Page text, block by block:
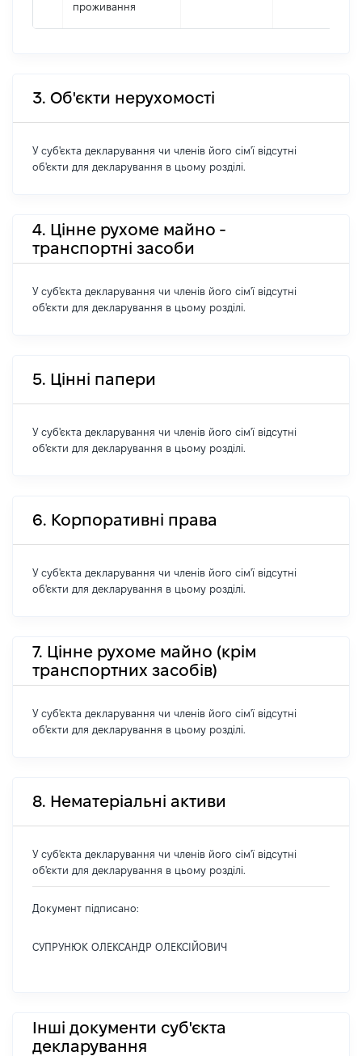
проживання
3. Об'єкти нерухомості
У суб'єкта декларування чи членів його сім'ї відсутні
об'єкти для декларування в цьому розділі.
4. Цінне рухоме майно -
транспортні засоби
У суб'єкта декларування чи членів його сім'ї відсутні
об'єкти для декларування в цьому розділі.
5. Цінні папери
У суб'єкта декларування чи членів його сім'ї відсутні
об'єкти для декларування в цьому розділі.
6. Корпоративні права
У суб'єкта декларування чи членів його сім'ї відсутні
об'єкти для декларування в цьому розділі.
7. Цінне рухоме майно (крім
транспортних засобів)
У суб'єкта декларування чи членів його сім'ї відсутні
об'єкти для декларування в цьому розділі.
8. Нематеріальні активи
У суб'єкта декларування чи членів його сім'ї відсутні
об'єкти для декларування в цьому розділі.
Документ підписано:
СУПРУНЮК ОЛЕКСАНДР ОЛЕКСІЙОВИЧ
Інші документи суб'єкта
декларування